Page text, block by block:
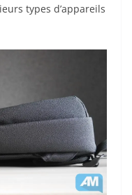
types d’appareils